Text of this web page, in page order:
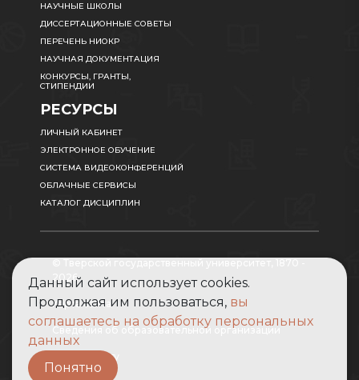
НАУЧНЫЕ ШКОЛЫ
ДИССЕРТАЦИОННЫЕ СОВЕТЫ
ПЕРЕЧЕНЬ НИОКР
НАУЧНАЯ ДОКУМЕНТАЦИЯ
КОНКУРСЫ, ГРАНТЫ,
СТИПЕНДИИ
РЕСУРСЫ
ЛИЧНЫЙ КАБИНЕТ
ЭЛЕКТРОННОЕ ОБУЧЕНИЕ
СИСТЕМА ВИДЕОКОНФЕРЕНЦИЙ
ОБЛАЧНЫЕ СЕРВИСЫ
КАТАЛОГ ДИСЦИПЛИН
2026
Карта сайта
Сведения об образовательной организации
Абитуриенту
Данный сайт использует cookies.
Продолжая им пользоваться, вы
соглашаетесь на обработку персональных
данных
Понятно